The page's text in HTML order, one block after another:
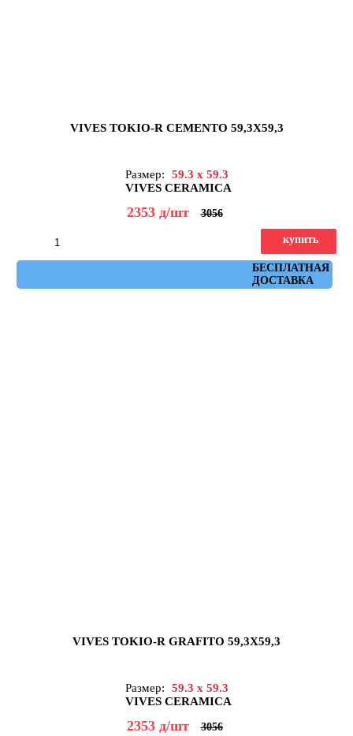
VIVES TOKIO-R CEMENTO 59,3X59,3
Размер:
59.3 x 59.3
VIVES CERAMICA
2353 д/шт 3056
БЕСПЛАТНАЯ
ДОСТАВКА
купить
Артикул: Tokio-R Cemento 59,3x59,3
VIVES TOKIO-R GRAFITO 59,3X59,3
Размер:
59.3 x 59.3
VIVES CERAMICA
2353 д/шт 3056